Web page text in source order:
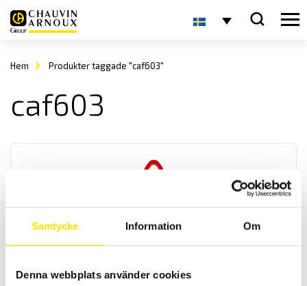
Samtycke Information Om
Denna webbplats använder cookies
Hem Produkter taggade "caf603"
caf603
F203, F404, F404T & F604 Multifunktionstänger
Multifunktionstänger med 1500 A eller 3000 A lik- och växelström